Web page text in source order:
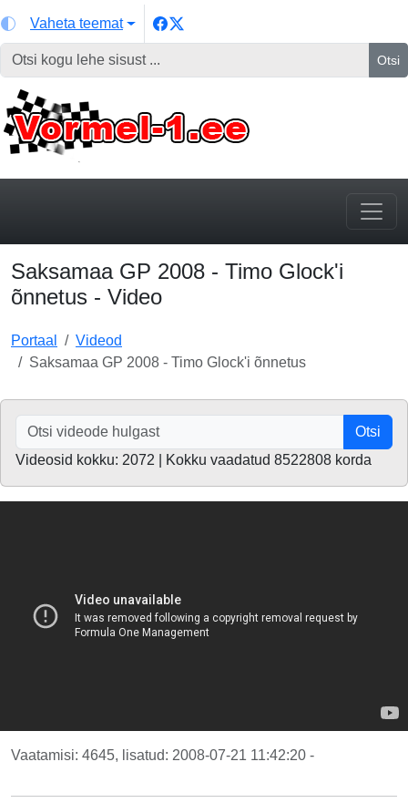
Vaheta teemat
Otsi
Saksamaa GP 2008 - Timo Glock'i
õnnetus - Video
Portaal
Videod
Saksamaa GP 2008 - Timo Glock'i õnnetus
Otsi
Videosid kokku: 2072 | Kokku vaadatud 8522808 korda
Vaatamisi: 4645, lisatud: 2008-07-21 11:42:20 -